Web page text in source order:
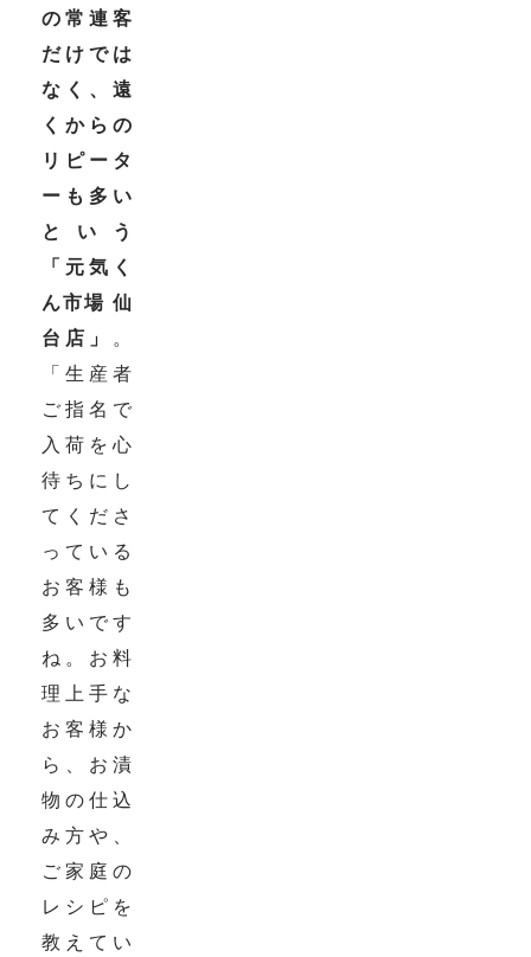
の常連客
だけでは
なく、遠
くからの
リピータ
ーも多い
という
「元気く
ん市場 仙
台店」 。
「生産者
ご指名で
入荷を心
待ちにし
てくださ
っている
お客様も
多いです
ね。お料
理上手な
お客様か
ら、お漬
物の仕込
み方や、
ご家庭の
レシピを
教えてい